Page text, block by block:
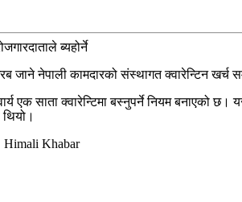
जाने नेपाली कामदारको संस्थागत क्वारेन्टिन खर्च
एक साता क्वारेन्टिमा बस्नुपर्ने नियम बनाएको
Khabar